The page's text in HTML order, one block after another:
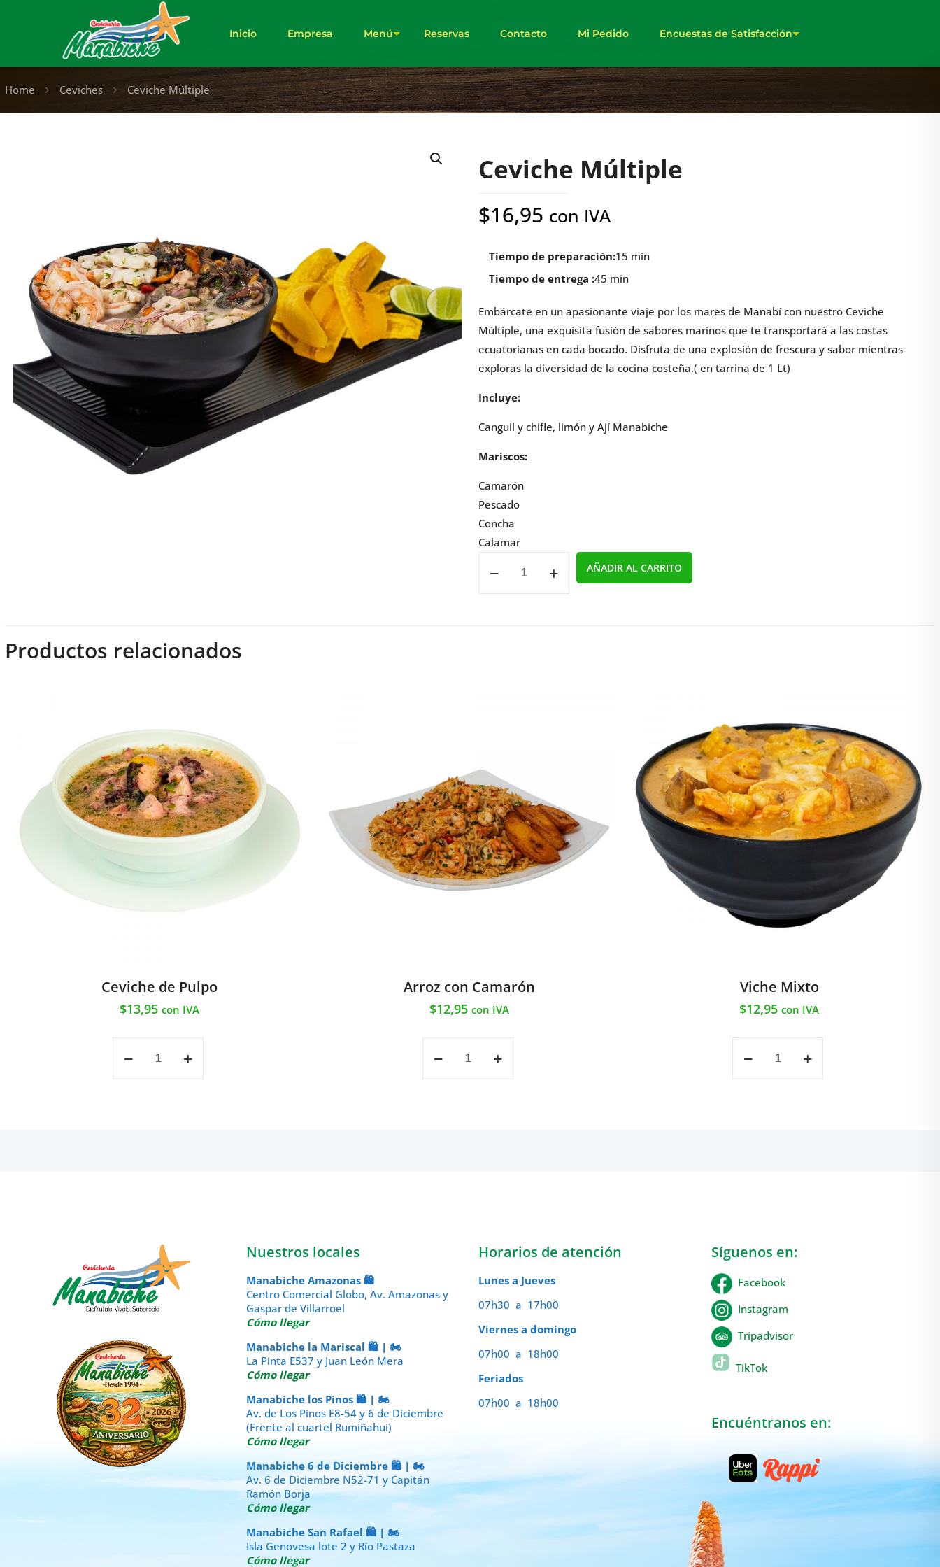
Inicio Empresa Menú Reservas Contacto Mi Pedido Encuestas de Satisfacción
Home Ceviches Ceviche Múltiple
Ceviche Múltiple
$16,95 con IVA
Tiempo de preparación:15 min
Tiempo de entrega :45 min
Embárcate en un apasionante viaje por los mares de Manabí con nuestro Ceviche
Múltiple, una exquisita fusión de sabores marinos que te transportará a las costas
ecuatorianas en cada bocado. Disfruta de una explosión de frescura y sabor mientras
exploras la diversidad de la cocina costeña.( en tarrina de 1 Lt)
Incluye:
Canguil y chifle, limón y Ají Manabiche
Mariscos:
Camarón
Pescado
Concha
Calamar
AÑADIR AL CARRITO
Productos relacionados
Ceviche de Pulpo
$13,95 con IVA
Arroz con Camarón
$12,95 con IVA
Viche Mixto
$12,95 con IVA
Nuestros locales
Manabiche Amazonas 🛍️
Centro Comercial Globo, Av. Amazonas y
Gaspar de Villarroel
Cómo llegar
Manabiche la Mariscal 🛍️ | 🏍️
La Pinta E537 y Juan León Mera
Cómo llegar
Manabiche los Pinos 🛍️ | 🏍️
Av. de Los Pinos E8-54 y 6 de Diciembre
(Frente al cuartel Rumiñahui)
Cómo llegar
Manabiche 6 de Diciembre 🛍️ | 🏍️
Av. 6 de Diciembre N52-71 y Capitán
Ramón Borja
Cómo llegar
Manabiche San Rafael 🛍️ | 🏍️
Isla Genovesa lote 2 y Río Pastaza
Cómo llegar
Horarios de atención
Lunes a Jueves
07h30 a 17h00
Viernes a domingo
07h00 a 18h00
Feriados
07h00 a 18h00
Síguenos en:
Facebook
Instagram
Tripadvisor
TikTok
Encuéntranos en: